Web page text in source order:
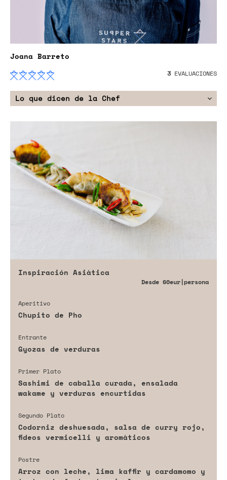
Joana Barreto
3 EVALUACIONES
Lo que dicen de la Chef
Inspiración Asiática
Desde 60eur|persona
Aperitivo
Chupito de Pho
Entrante
Gyozas de verduras
Primer Plato
Sashimi de caballa curada, ensalada
wakame y verduras encurtidas
Segundo Plato
Codorniz deshuesada, salsa de curry rojo,
fideos vermicelli y aromáticos
Postre
Arroz con leche, lima kaffir y cardamomo y